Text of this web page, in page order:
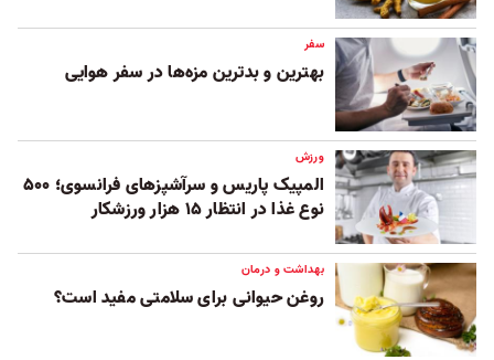
سفر
بهترین و بدترین مزه‌ها در سفر هوایی
ورزش
المپیک پاریس و سرآشپزهای فرانسوی؛ ۵۰۰
نوع غذا در انتظار ۱۵ هزار ورزشکار
بهداشت و درمان
روغن حیوانی برای سلامتی مفید است؟